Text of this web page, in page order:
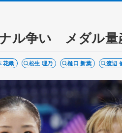
ル争い メダル量
花織 松生 理乃 樋口 新葉 渡辺